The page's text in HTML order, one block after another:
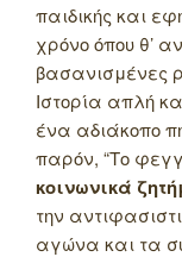
παιδικής και
χρόνο όπου θ’
βασανισμένες
Ιστορία απλή
ένα αδιάκοπο
παρόν, “Το
κοινωνικά
την
αγώνα και τα